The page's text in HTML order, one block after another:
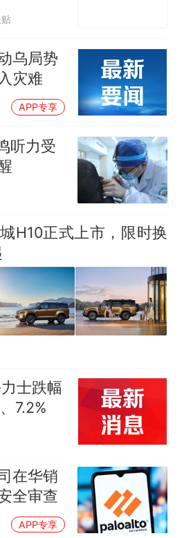
乌局势
灾难
APP专享
听力受
H10正式上市，限时换
士跌幅
7.2%
在华销
全审查
APP专享